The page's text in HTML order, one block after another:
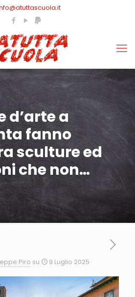
d’arte a
fanno
sculture ed
che non…
Piro su 9 Luglio 2025